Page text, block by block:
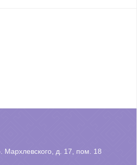
Мархлевского, д. 17, пом. 18